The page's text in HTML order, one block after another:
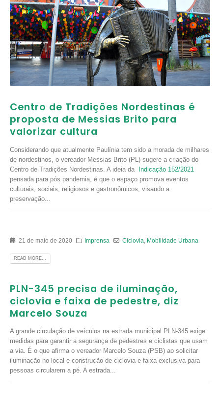
Centro de Tradições Nordestinas é
proposta de Messias Brito para
valorizar cultura
Considerando que atualmente Paulínia tem sido a morada de milhares
de nordestinos, o vereador Messias Brito (PL) sugere a criação do
Centro de Tradições Nordestinas. A ideia da Indicação 152/2021
pensada para pós pandemia, é que o espaço promova eventos
culturais, sociais, religiosos e gastronômicos, visando a
preservação...
21 de maio de 2020 Imprensa Ciclovia Mobilidade Urbana
READ MORE...
PLN-345 precisa de iluminação,
ciclovia e faixa de pedestre, diz
Marcelo Souza
A grande circulação de veículos na estrada municipal PLN-345 exige
medidas para garantir a segurança de pedestres e ciclistas que usam
a via. É o que afirma o vereador Marcelo Souza (PSB) ao solicitar
iluminação no local e construção de ciclovia e faixa exclusiva para
pessoas circularem a pé. A estrada...